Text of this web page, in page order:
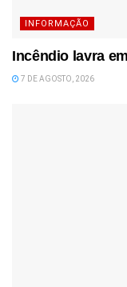
INFORMAÇÃO
Incêndio lavra
7 DE AGOSTO, 2026